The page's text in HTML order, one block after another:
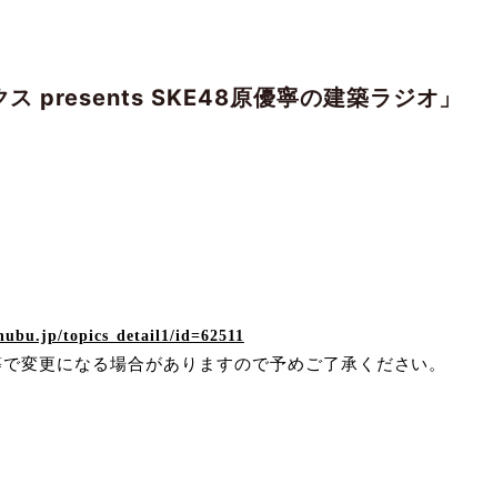
ス presents SKE48原優寧の建築ラジオ」
topics_detail1/id=62511
変更になる場合がありますので予めご了承ください。